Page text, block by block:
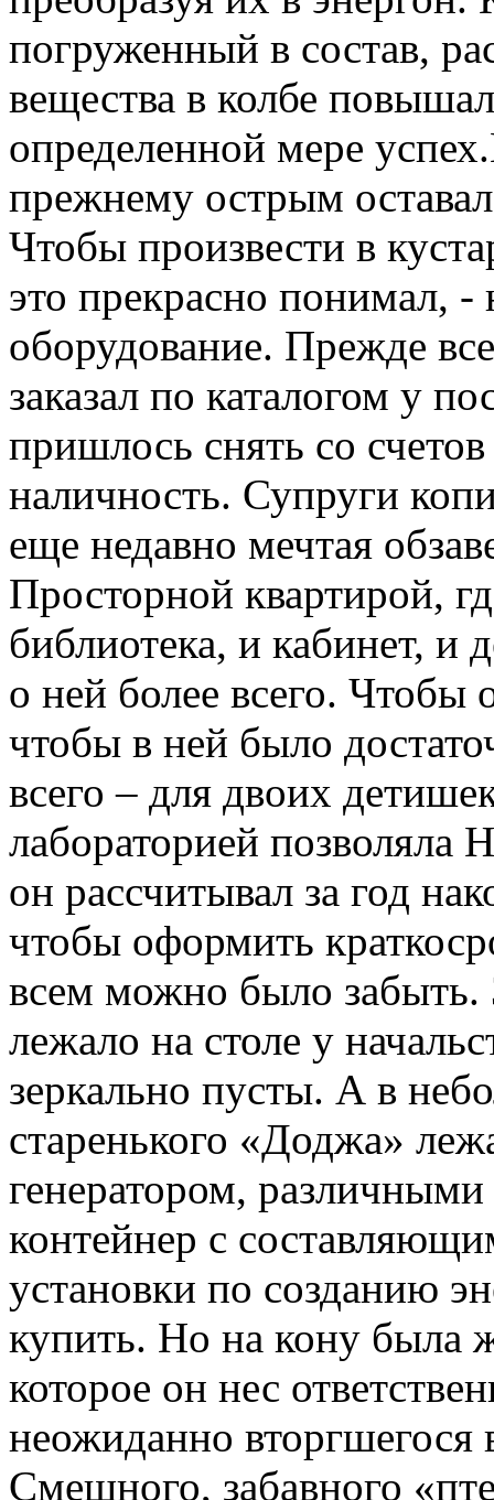
погруженный в состав,
вещества в колбе
определенной мере
прежнему острым
Чтобы произвести в
это прекрасно понимал,
оборудование. Прежде
заказал по каталогом у
пришлось снять со
наличность. Супруги
еще недавно мечтая
Просторной квартирой,
библиотека, и кабинет, и
о ней более всего.
чтобы в ней было
всего – для двоих
лабораторией позволяла
он рассчитывал за год
чтобы оформить
всем можно было забыть.
лежало на столе у
зеркально пусты. А в
старенького «Доджа»
генератором,
контейнер с
установки по созданию
купить. Но на кону была
которое он нес
неожиданно вторгшегося
Смешного, забавного